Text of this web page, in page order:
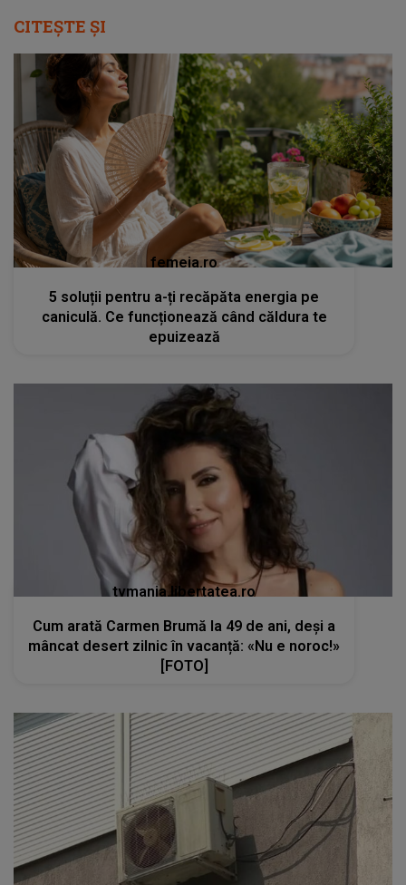
CITEȘTE ȘI
femeia.ro
5 soluții pentru a-ți recăpăta energia pe
caniculă. Ce funcționează când căldura te
epuizează
tvmania.libertatea.ro
Cum arată Carmen Brumă la 49 de ani, deși a
mâncat desert zilnic în vacanță: «Nu e noroc!»
[FOTO]